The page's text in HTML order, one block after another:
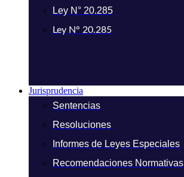
Ley N° 20.285
Ley N° 20.285
Jurisprudencia
Sentencias
Resoluciones
Informes de Leyes Especiales
Recomendaciones Normativas